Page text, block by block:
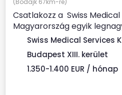
(Bodajk 67km-re)
Csatlakozz a Swiss
Magyarország egyik
egészségügyi szolgáltatója
Swiss Medical Services
Budapest XIII. kerület
1.350-1.400 EUR / hónap